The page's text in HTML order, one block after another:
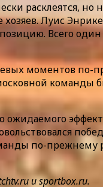
расклеятся, но
Луис
Всего
моментов
команды
по-прежнему
и sportbox.ru.